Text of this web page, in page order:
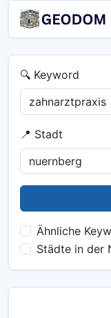
🔍 Keyword
📍 Stadt
Ähnliche
Städte in der